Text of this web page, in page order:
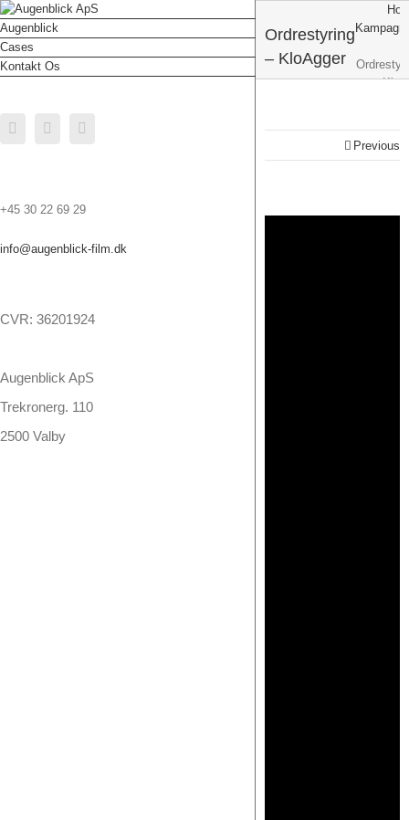
Augenblick
Cases
Kontakt Os
FacebookLinkedin
+45 30 22 69 29
info@augenblick-film.dk
CVR: 36201924
Augenblick ApS
Trekronerg. 110
2500 Valby
Ordrestyring
– KloAgger
Previous